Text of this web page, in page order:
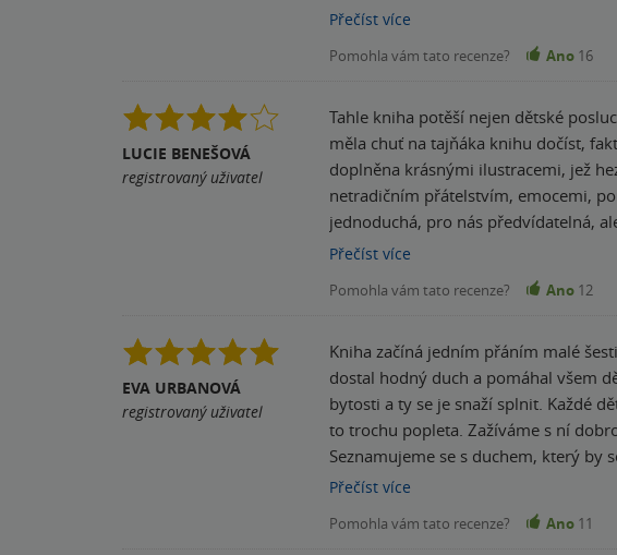
děti se chytnou pohádkových postav
celého ÚPP? Proč je důležité být na úředníky milý? A spoustu dalšího.
"dětská knížka" kterou máte i s dětmi
nic. Tato knížka má potenciál
knížky ještě před vydáním a jdu si
toho bude mít stejnou radost jako Víla
Přečíst více
Pomohla vám tato recenze? Ano 16
LUCIE BENEŠOVÁ
registrovaný uživatel
Tahle kniha potěší nejen dětské
měla chuť na tajňáka knihu dočíst,
doplněna krásnými ilustracemi, jež
netradičním přátelstvím, emocemi,
jednoduchá, pro nás předvídatelná,
pobaví vydří mluva, to jsem se teda
přeskočila, my palačinky milujeme a
Přečíst více
Pomohla vám tato recenze? Ano 12
EVA URBANOVÁ
registrovaný uživatel
Kniha začíná jedním přáním malé
dostal hodný duch a pomáhal všem dětem usínat. A když malé dítě vysloví přání, to se začnou dít
bytosti a ty se je snaží splnit. Každé
to trochu popleta. Zažíváme s ní dobrodružství v Mrakoměstě, kde se setkáme s dalšími bytostmi zabývající se dětskými přáními.
Seznamujeme se s duchem, který by se měl
vydry, které ale neumějí správně
kterých by mohlo být ještě víc,
Přečíst více
Pomohla vám tato recenze? Ano 11